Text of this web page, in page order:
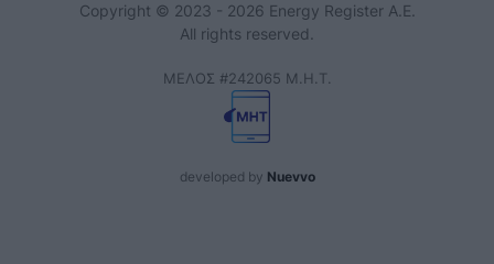
Copyright © 2023 - 2026 Energy Register Α.Ε.
All rights reserved.
ΜΕΛΟΣ #242065 Μ.Η.Τ.
developed by Nuevvo